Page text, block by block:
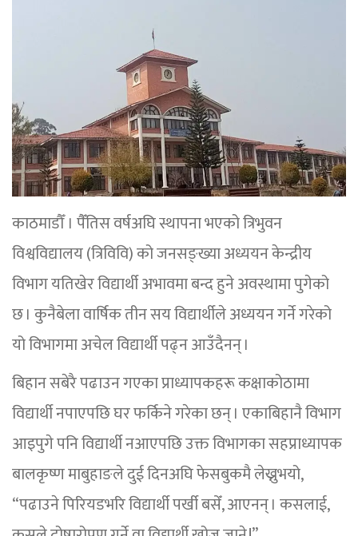
काठमाडौँ । पैँतिस वर्षअघि स्थापना भएको त्रिभुवन
विश्वविद्यालय (त्रिविवि) को जनसङ्ख्या अध्ययन केन्द्रीय
विभाग यतिखेर विद्यार्थी अभावमा बन्द हुने अवस्थामा पुगेको
छ । कुनैबेला वार्षिक तीन सय विद्यार्थीले अध्ययन गर्ने गरेको
यो विभागमा अचेल विद्यार्थी पढ्न आउँदैनन् ।
बिहान सबेरै पढाउन गएका प्राध्यापकहरू कक्षाकोठामा
विद्यार्थी नपाएपछि घर फर्किने गरेका छन् । एकाबिहानै विभाग
आइपुगे पनि विद्यार्थी नआएपछि उक्त विभागका सहप्राध्यापक
बालकृष्ण माबुहाङले दुई दिनअघि फेसबुकमै लेख्नुभयो,
“पढाउने पिरियडभरि विद्यार्थी पर्खी बसेँ, आएनन् । कसलाई,